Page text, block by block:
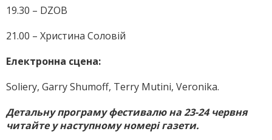
19.30 – DZOB
21.00 – Христина Соловій
Електронна сцена:
Soliery, Garry Shumoff, Ter­ry Mutini, Veronika.
Детальну програму фестивалю на 23-24 червня
читайте у наступному номері газети.